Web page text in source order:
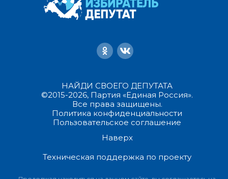
НАЙДИ СВОЕГО ДЕПУТАТА
©2015-2026, Партия «Единая Россия».
Все права защищены.
Политика конфиденциальности
Пользовательское соглашение
Наверх
Техническая поддержка по проекту